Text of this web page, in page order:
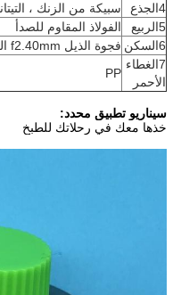
4الجذع
سبيكة من الزنك ،
5الربيع
الفولاذ المقاوم للصدأ
6السكن
فجوة الذيل f2.40mm اللون الطبيعي
7الغطاء
الأحمر
PP
سيناريو تطبيق محدد:
خذها معك في رحلاتك للطبخ